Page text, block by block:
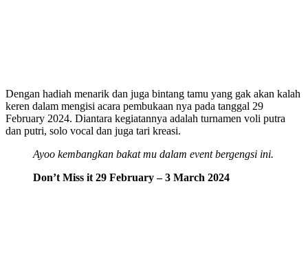
Dengan hadiah menarik dan juga bintang tamu yang gak akan kalah
keren dalam mengisi acara pembukaan nya pada tanggal 29
February 2024. Diantara kegiatannya adalah turnamen voli putra
dan putri, solo vocal dan juga tari kreasi.
Ayoo kembangkan bakat mu dalam event bergengsi ini.
Don’t Miss it 29 February – 3 March 2024